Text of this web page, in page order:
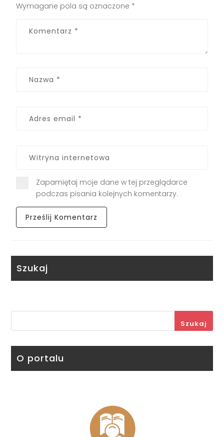
Wymagane pola są oznaczone *
Zapamiętaj moje dane w tej przeglądarce
podczas pisania kolejnych komentarzy.
Szukaj
Szukaj
O portalu